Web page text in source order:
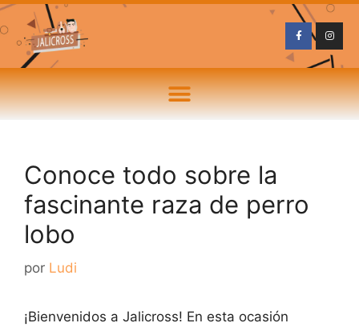
Conoce todo sobre la
fascinante raza de perro
lobo
por Ludi
¡Bienvenidos a Jalicross! En esta ocasión